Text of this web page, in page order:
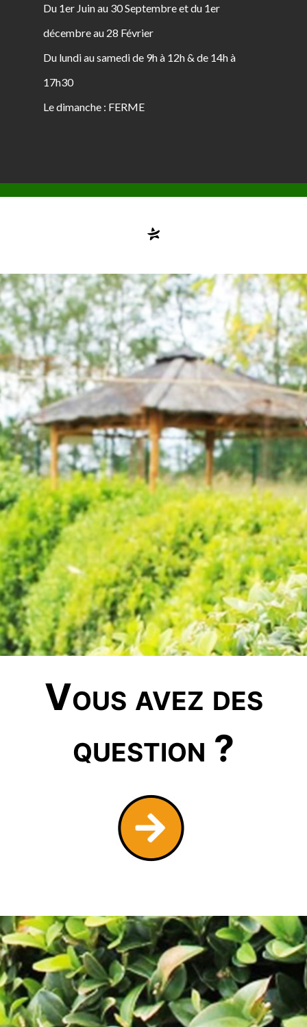
Du 1er Juin au 30 Septembre et du 1er
décembre au 28 Février
Du lundi au samedi de 9h à 12h & de 14h à
17h30
Le dimanche : FERME
Vous avez des
question ?